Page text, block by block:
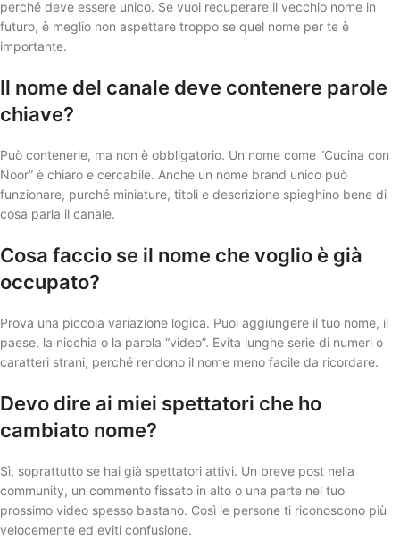
perché deve essere unico. Se vuoi recuperare il vecchio nome in
futuro, è meglio non aspettare troppo se quel nome per te è
importante.
Il nome del canale deve contenere parole
chiave?
Può contenerle, ma non è obbligatorio. Un nome come “Cucina con
Noor” è chiaro e cercabile. Anche un nome brand unico può
funzionare, purché miniature, titoli e descrizione spieghino bene di
cosa parla il canale.
Cosa faccio se il nome che voglio è già
occupato?
Prova una piccola variazione logica. Puoi aggiungere il tuo nome, il
paese, la nicchia o la parola “video”. Evita lunghe serie di numeri o
caratteri strani, perché rendono il nome meno facile da ricordare.
Devo dire ai miei spettatori che ho
cambiato nome?
Sì, soprattutto se hai già spettatori attivi. Un breve post nella
community, un commento fissato in alto o una parte nel tuo
prossimo video spesso bastano. Così le persone ti riconoscono più
velocemente ed eviti confusione.